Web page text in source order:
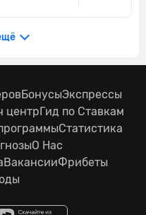
БонусыЭкспрессы
центрГид по Ставкам
Статистика
О Нас
ВакансииФрибеты